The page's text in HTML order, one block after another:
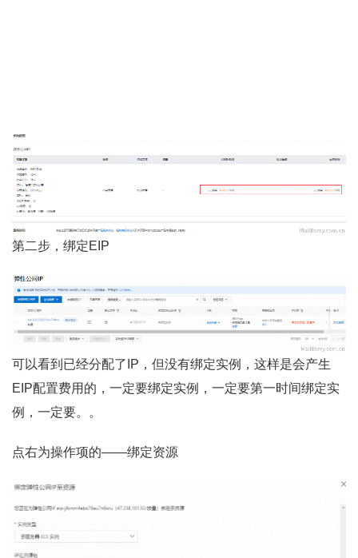
第二步，绑定EIP
可以看到已经分配了IP，但没有绑定实例，这样是会产生
EIP配置费用的，一定要绑定实例，一定要第一时间绑定实
例，一定要。。
点右为操作项的——绑定资源